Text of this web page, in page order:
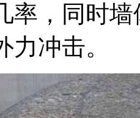
率，同时
冲击。